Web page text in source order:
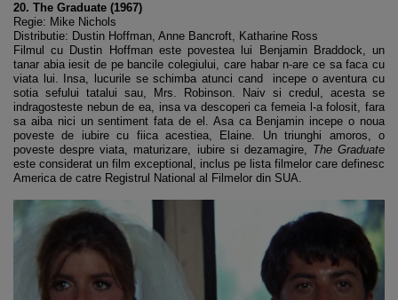
20. The Graduate (1967)
Regie: Mike Nichols
Distributie: Dustin Hoffman, Anne Bancroft, Katharine Ross
Filmul cu Dustin Hoffman este povestea lui Benjamin Braddock, un
tanar abia iesit de pe bancile colegiului, care habar n-are ce sa faca cu
viata lui. Insa, lucurile se schimba atunci cand incepe o aventura cu
sotia sefului tatalui sau, Mrs. Robinson. Naiv si credul, acesta se
indragosteste nebun de ea, insa va descoperi ca femeia l-a folosit, fara
sa aiba nici un sentiment fata de el. Asa ca Benjamin incepe o noua
poveste de iubire cu fiica acestiea, Elaine. Un triunghi amoros, o
poveste despre viata, maturizare, iubire si dezamagire, The Graduate
este considerat un film exceptional, inclus pe lista filmelor care definesc
America de catre Registrul National al Filmelor din SUA.